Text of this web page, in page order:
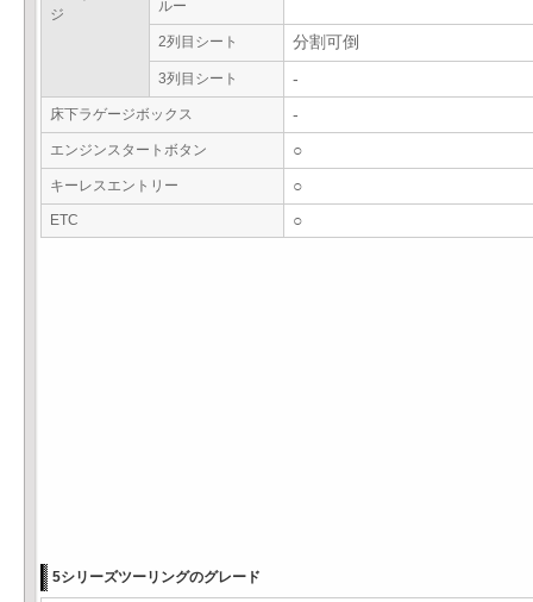
ジ
ルー
2列目シート 分割可倒
3列目シート -
床下ラゲージボックス -
エンジンスタートボタン ○
キーレスエントリー ○
ETC ○
5シリーズツーリングのグレード